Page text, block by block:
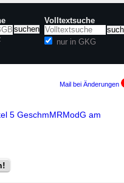
Volltextsuche
nur in GKG
Mail bei Änderungen
5 GeschmMRModG am